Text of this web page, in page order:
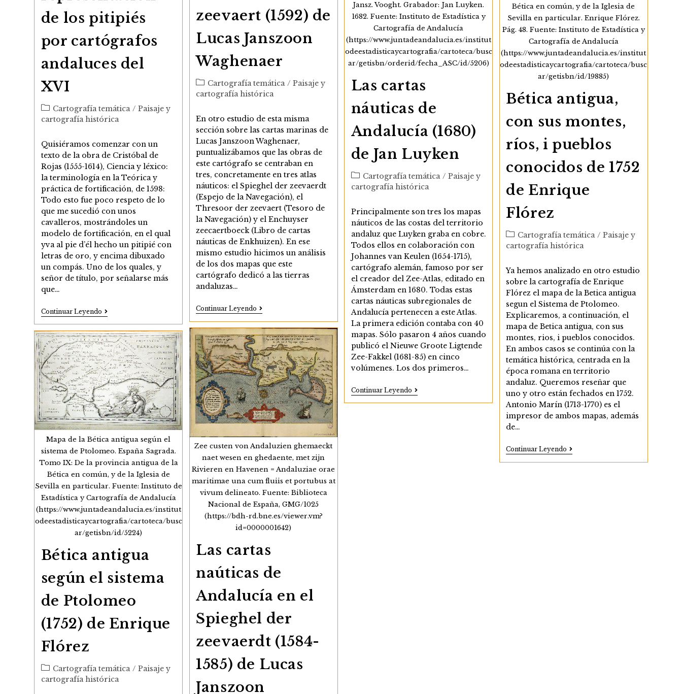
de los pitipiés
por cartógrafos
andaluces del
XVI
Categoría
de
entrada:
Cartografía temática / Paisaje y
cartografía histórica
Quisiéramos comenzar con un
texto de la obra de Cristóbal de
Rojas (1555-1614), Ciencia y léxico:
la terminología en la Teórica y
práctica de fortificación, de 1598:
Todo esto fue poco respeto de lo
que me sucedió con unos
cavalleros, mostrándoles un
modelo de fortificación, en el qual
yva al pie d’él hecho un pitipié con
letras de oro, y encima dibuxado
un compás. Uno de los quales, y
señor de título, por señalarse más
que…
Continuar LeyendoLa
Representación
Los
Pitipiés
Por
Cartógrafos
Andaluces
Del
XVI
zeevaert (1592) de
Lucas Janszoon
Waghenaer
Categoría
de
entrada:
Cartografía temática / Paisaje y
cartografía histórica
En otro estudio de esta misma
sección sobre las cartas marinas de
Lucas Janszoon Waghenaer,
puntualizábamos que las obras de
este cartógrafo se centraban en
tres, concretamente en tres atlas
náuticos: el Spieghel der zeevaerdt
(Espejo de la Navegación), el
Thresoor der zeevaert (Tesoro de
la Navegación) y el Enchuyser
zeecaertboeck (Libro de cartas
náuticas de Enkhuizen). En ese
mismo estudio hicimos un análisis
de los dos mapas que este
cartógrafo dedicó a las tierras
andaluzas…
Continuar Leyendo Las
De
Andalucía
En
El
Thressor
Der
Zeevaert
(1592)
De
Lucas
Janszoon
Waghenaer
Jansz. Vooght. Grabador: Jan Luyken.
1682. Fuente: Instituto de Estadística y
Cartografía de Andalucía
(https://www.juntadeandalucia.es/institut
odeestadisticaycartografia/cartoteca/busc
ar/getisbn/orderid/fecha_ASC/id/5206)
Las cartas
náuticas de
Andalucía (1680)
de Jan Luyken
Categoría
de
entrada:
Cartografía temática / Paisaje y
cartografía histórica
Principalmente son tres los mapas
náuticos de las costas del territorio
andaluz que Luyken graba en cobre.
Todos ellos en colaboración con
Johannes van Keulen (1654-1715),
cartógrafo alemán, famoso por ser
el creador del Zee-Atlas, editado en
Ámsterdam en 1680. Todas estas
cartas náuticas subregionales de
Andalucía pertenecen a este Atlas.
La primera edición contaba con 40
mapas. Sólo pasaron 4 años cuando
publicó el Nieuwe Groote Ligtende
Zee-Fakkel (1681-85) en cinco
volúmenes. Los dos primeros…
Continuar LeyendoLas
Cartas
Bética en común, y de la Iglesia de
Sevilla en particular. Enrique Flórez.
Pág. 48. Fuente: Instituto de Estadística y
Cartografía de Andalucía
(https://www.juntadeandalucia.es/institut
odeestadisticaycartografia/cartoteca/busc
ar/getisbn/id/19885)
Bética antigua,
con sus montes,
ríos, i pueblos
conocidos de 1752
de Enrique
Flórez
Categoría
de
entrada:
Cartografía temática / Paisaje y
cartografía histórica
Ya hemos analizado en otro estudio
sobre la cartografía de Enrique
Flórez el mapa de la Betica antigua
segun el Sistema de Ptolomeo.
Explicaremos, a continuación, el
mapa de Betica antigua, con sus
montes, rios, i pueblos conocidos.
En ambos casos se continúa con la
temática histórica, centrada en la
época romana en territorio
andaluz. Queremos reseñar que
uno y otro están fechados en 1752.
Antonio Marín (1713-1770) es el
impresor de ambos mapas, además
de…
Continuar Leyendo Bética
Antigua,
Con
Zee custen von Andaluzien ghemaeckt
naet wesen en ghedaente, met zijn
Rivieren en Havenen = Andaluziae orae
maritimae una cum fluiis et portubus at
vivum delineato. Fuente: Biblioteca
Nacional de España, GMG/1025
(https://bdh-rd.bne.es/viewer.vm?
id=0000001642)
Las cartas
naúticas de
Andalucía en el
Spieghel der
zeevaerdt (1584-
1585) de Lucas
Janszoon
Mapa de la Bética antigua según el
sistema de Ptolomeo. España Sagrada.
Tomo IX: De la provincia antigua de la
Bética en común, y de la Iglesia de
Sevilla en particular. Fuente: Instituto de
Estadística y Cartografía de Andalucía
(https://www.juntadeandalucia.es/institut
odeestadisticaycartografia/cartoteca/busc
ar/getisbn/id/5224)
Bética antigua
según el sistema
de Ptolomeo
(1752) de Enrique
Flórez
Categoría
de
Cartografía temática / Paisaje y
cartografía histórica